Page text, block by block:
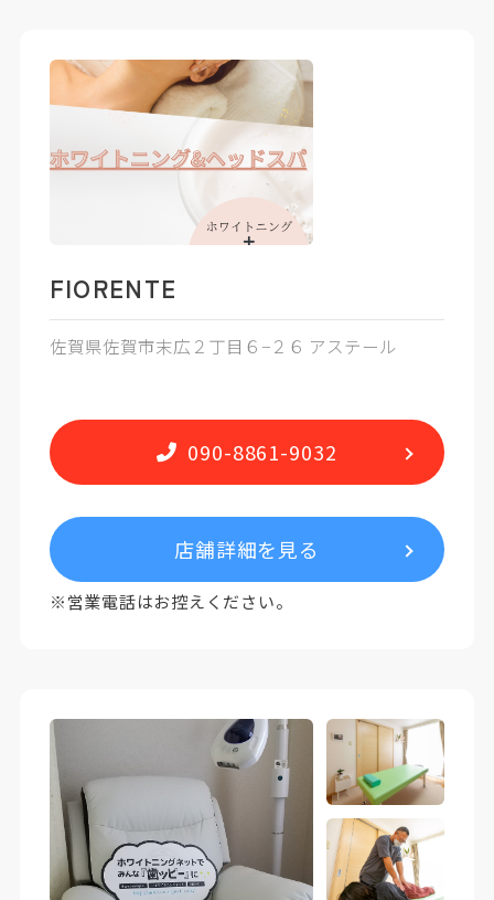
FIORENTE
佐賀県佐賀市末広２丁目６−２６ アステール
090-8861-9032
店舗詳細を見る
※営業電話はお控えください。